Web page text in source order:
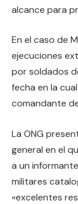
alcance para
En el caso de
ejecuciones
por soldados
fecha en la
comandante
La ONG
general en el
a un
militares
«excelentes